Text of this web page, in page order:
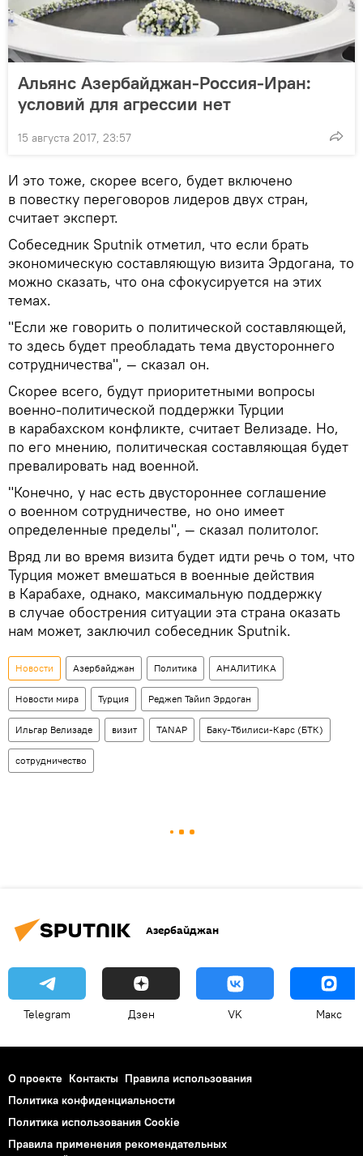
Альянс Азербайджан-Россия-Иран:
условий для агрессии нет
15 августа 2017, 23:57
И это тоже, скорее всего, будет включено
в повестку переговоров лидеров двух стран,
считает эксперт.
Собеседник Sputnik отметил, что если брать
экономическую составляющую визита Эрдогана, то
можно сказать, что она сфокусируется на этих
темах.
"Если же говорить о политической составляющей,
то здесь будет преобладать тема двустороннего
сотрудничества", — сказал он.
Скорее всего, будут приоритетными вопросы
военно-политической поддержки Турции
в карабахском конфликте, считает Велизаде. Но,
по его мнению, политическая составляющая будет
превалировать над военной.
"Конечно, у нас есть двустороннее соглашение
о военном сотрудничестве, но оно имеет
определенные пределы", — сказал политолог.
Вряд ли во время визита будет идти речь о том, что
Турция может вмешаться в военные действия
в Карабахе, однако, максимальную поддержку
в случае обострения ситуации эта страна оказать
нам может, заключил собеседник Sputnik.
Новости Азербайджан Политика АНАЛИТИКА
Новости мира Турция Реджеп Тайип Эрдоган
Ильгар Велизаде визит TANAP Баку-Тбилиси-Карс (БТК)
сотрудничество
Азербайджан
Telegram Дзен VK Макс
О проекте Контакты Правила использования
Политика конфиденциальности
Политика использования Cookie
Правила применения рекомендательных